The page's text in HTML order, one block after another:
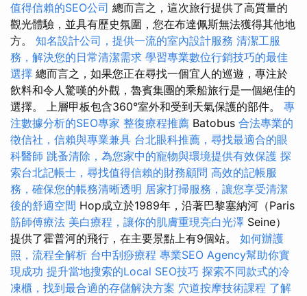
值得信賴的SEO公司 總而言之，這次旅行提供了高質量的
觀光體驗，並具有歷史氛圍，您在布達佩斯無法獲得其他地
方。 知名設計公司，提供一流的室內設計服務 清潔工服
務，解決您的日常清潔需求 學習專業數位行銷技巧的最佳
選擇 總而言之，如果您正在尋找一個宜人的巡遊，專注於
飲料和令人驚嘆的外觀，魯賓集團的乘船旅行是一個絕佳的
選擇。 上層甲板包含360°室外和受到天氣保護的部件。 專
注數據分析的SEO專家 整復療程推薦 Batobus 合法專業的
徵信社，信賴與專業兼具 台北眼科推薦，尋找最適合的眼
科醫師 跳蚤清除，為您家中的寵物與環境提供有效保護 探
索台北記帳士，尋找值得信賴的財務顧問 高效的記帳服
務，確保您的帳務清晰透明 居家打掃服務，讓您享受清潔
後的舒適空間 Hop成立於1989年，沿著巴黎塞納河（Paris
筋師傅療法 美白療程，讓你的肌膚重現亮白光澤 Seine）
提供了霍普河的飛行，在主要景點上有9個站。 如何辦護
照，流程全解析 台中刮痧療程 專業SEO Agency幫助你實
現成功 提升當地搜索的Local SEO技巧 探索不同款式的冷
凍櫃，找到最合適的存儲解決方案 穴道按摩技術課程 了解